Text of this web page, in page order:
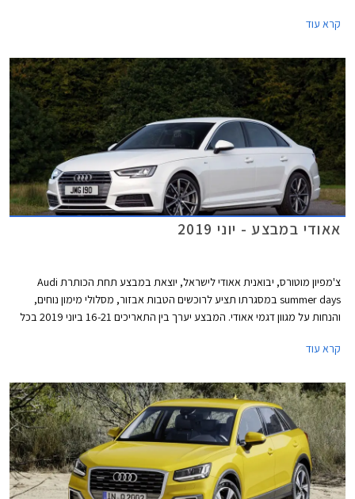
שניות, והמהירות המרבית מוגבלת ל- 250 קמ"ש או 280 קמ"ש עם חבילת
דינמיק המוסיפה גם דיפרנציאל ספורט אחורי. המנוע שוקל 182 ק"ג בלבד וכולל
בתוך חלל ה- V את צמד מגדשי הטורבו, המייצרים לחץ גדישה של 1.5 באר.
קרא עוד
אאודי במבצע - יוני 2019
צ'מפיון מוטורס, יבואנית אאודי לישראל, יוצאת במבצע תחת הכותרת Audi
summer days במסגרתו תציע לרוכשים הטבות אבזור, מסלולי מימון נוחים,
והנחות על מגוון דגמי אאודי. המבצע יערך בין התאריכים 16-21 ביוני 2019 בכל
קרא עוד